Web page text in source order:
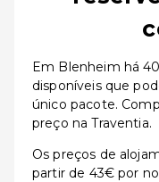
Em Blenheim há
disponíveis que
único pacote.
preço na Traventia.
Os preços de
partir de 43€ por